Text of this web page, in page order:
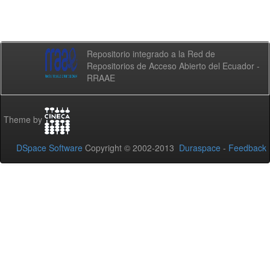
Repositorio integrado a la Red de
Repositorios de Acceso Abierto del Ecuador -
RRAAE
Theme by
DSpace Software Copyright © 2002-2013 Duraspace - Feedback